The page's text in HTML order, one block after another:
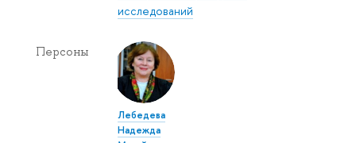
исследований
Персоны
Лебедева
Надежда